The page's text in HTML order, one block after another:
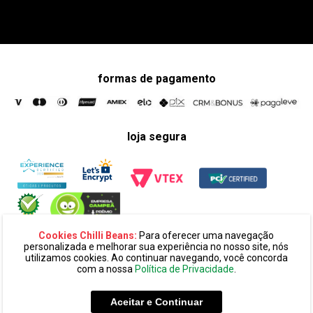
Cookies Chilli Beans: Para oferecer uma navegação
personalizada e melhorar sua experiência no nosso site, nós
utilizamos cookies. Ao continuar navegando, você concorda
com a nossa Política de Privacidade.
Aceitar e Continuar
formas de pagamento
loja segura
ltda. cnpj: 14.439.371/0002-60